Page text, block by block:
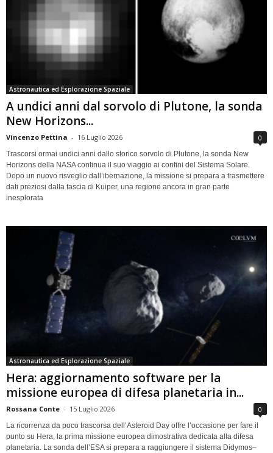
Astronautica ed Esplorazione Spaziale
A undici anni dal sorvolo di Plutone, la sonda
New Horizons...
Vincenzo Pettina - 16 Luglio 2026 0
Trascorsi ormai undici anni dallo storico sorvolo di Plutone, la sonda New
Horizons della NASA continua il suo viaggio ai confini del Sistema Solare.
Dopo un nuovo risveglio dall’ibernazione, la missione si prepara a trasmettere
dati preziosi dalla fascia di Kuiper, una regione ancora in gran parte
inesplorata
Astronautica ed Esplorazione Spaziale
Hera: aggiornamento software per la
missione europea di difesa planetaria in...
Rossana Conte - 15 Luglio 2026 0
La ricorrenza da poco trascorsa dell’Asteroid Day offre l’occasione per fare il
punto su Hera, la prima missione europea dimostrativa dedicata alla difesa
planetaria. La sonda dell’ESA si prepara a raggiungere il sistema Didymos–